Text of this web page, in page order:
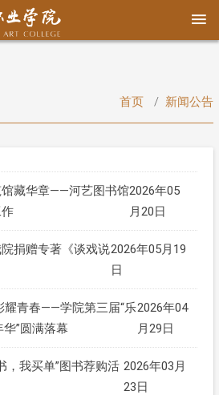
首页 新闻公告
藏华章——河艺图书馆2026年05
月20日
捐赠专著《谈戏说2026年05月19
日
耀青春——学院第三届“乐
华”圆满落幕
2026年04
月29日
，我买单”图书荐购活 2026年03月
23日